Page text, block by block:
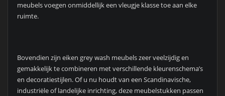
meubels voegen onmiddellijk een vleugje klasse toe aan elke
ruimte.
Bovendien zijn eiken grey wash meubels zeer veelzijdig en
gemakkelijk te combineren met verschillende kleurenschema’s
en decoratiestijlen. Of u nu houdt van een Scandinavische,
industriële of landelijke inrichting, deze meubelstukken passen